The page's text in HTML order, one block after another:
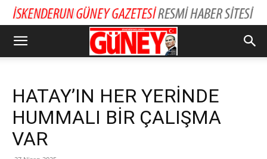
HATAY’IN HER YERİNDE
HUMMALI BİR ÇALIŞMA
VAR